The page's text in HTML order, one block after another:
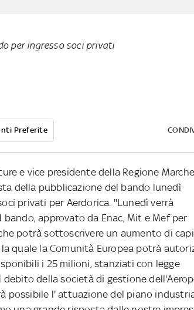
per ingresso soci privati
Preferite
e vice presidente della Regione
della pubblicazione del bando lunedì
privati per Aerdorica. "Lunedì verrà
approvato da Enac, Mit e Mef per
potrà sottoscrivere un aumento di
quale la Comunità Europea potrà
i 25 milioni, stanziati con legge
debito della società di gestione
possibile l' attuazione del piano